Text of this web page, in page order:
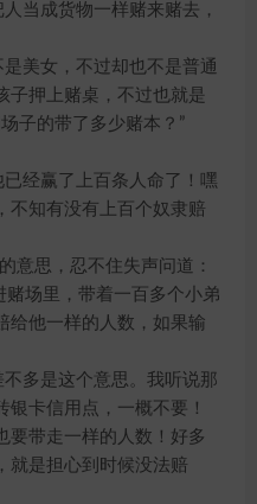
成货物一样赌来赌去，
美女，不过却也不是普通
子押上赌桌，不过也就是
子的带了多少赌本？”
经赢了上百条人命了！嘿
不知有没有上百个奴隶赔
思，忍不住失声问道：
场里，带着一百多个小弟
给他一样的人数，如果输
多是这个意思。我听说那
卡信用点，一概不要！
要带走一样的人数！好多
就是担心到时候没法赔